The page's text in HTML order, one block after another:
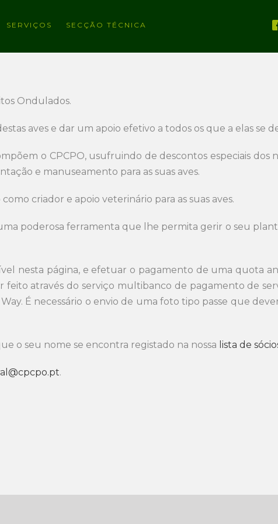
SERVIÇOS SECÇÃO TÉCNICA
Ondulados.
aves e dar um apoio efetivo a todos os que a elas se
o CPCPO, usufruindo de descontos especiais dos
e manuseamento para as suas aves.
criador e apoio veterinário para as suas aves.
poderosa ferramenta que lhe permita gerir o seu
nesta página, e efetuar o pagamento de uma quota
através do serviço multibanco de pagamento de
É necessário o envio de uma foto tipo passe que
o seu nome se encontra registado na nossa lista de
.